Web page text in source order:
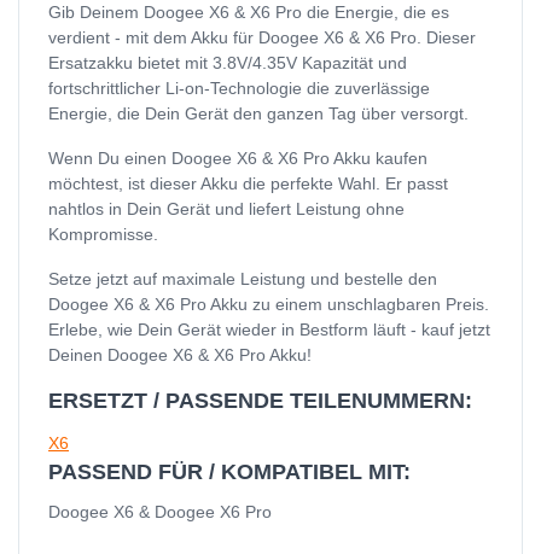
Gib Deinem Doogee X6 & X6 Pro die Energie, die es
verdient - mit dem Akku für Doogee X6 & X6 Pro. Dieser
Ersatzakku bietet mit 3.8V/4.35V Kapazität und
fortschrittlicher Li-on-Technologie die zuverlässige
Energie, die Dein Gerät den ganzen Tag über versorgt.
Wenn Du einen Doogee X6 & X6 Pro Akku kaufen
möchtest, ist dieser Akku die perfekte Wahl. Er passt
nahtlos in Dein Gerät und liefert Leistung ohne
Kompromisse.
Setze jetzt auf maximale Leistung und bestelle den
Doogee X6 & X6 Pro Akku zu einem unschlagbaren Preis.
Erlebe, wie Dein Gerät wieder in Bestform läuft - kauf jetzt
Deinen Doogee X6 & X6 Pro Akku!
ERSETZT / PASSENDE TEILENUMMERN:
X6
PASSEND FÜR / KOMPATIBEL MIT:
Doogee X6 & Doogee X6 Pro